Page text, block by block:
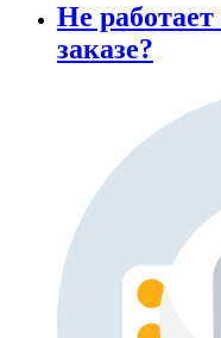
Не
заказе?